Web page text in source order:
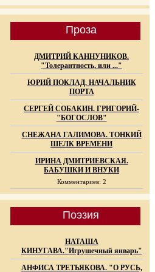
Проза
ДМИТРИЙ КАННУНИКОВ.
"Толерантность, или ..."
ЮРИЙ ПОКЛАД. НАЧАЛЬНИК
ПОРТА
СЕРГЕЙ СОБАКИН. ГРИГОРИЙ-
"БОГОСЛОВ"
СНЕЖАНА ГАЛИМОВА. ТОНКИЙ
ШЕЛК ВРЕМЕНИ
ИРИНА ДМИТРИЕВСКАЯ.
БАБУШКИ И ВНУКИ
Комментариев: 2
Поэзия
НАТАША
КИНУГАВА."Игрушечный январь"
АНФИСА ТРЕТЬЯКОВА. "О РУСЬ,